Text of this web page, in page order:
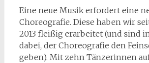
Eine neue Musik erfordert eine
Choreografie. Diese haben wir
2013 fleißig erarbeitet (und sind
dabei, der Choreografie den
geben). Mit zehn Tänzerinnen